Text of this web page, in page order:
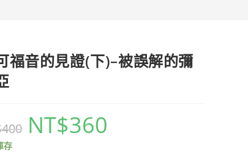
福音的見證(下)–被誤解的彌
400 NT$360
存